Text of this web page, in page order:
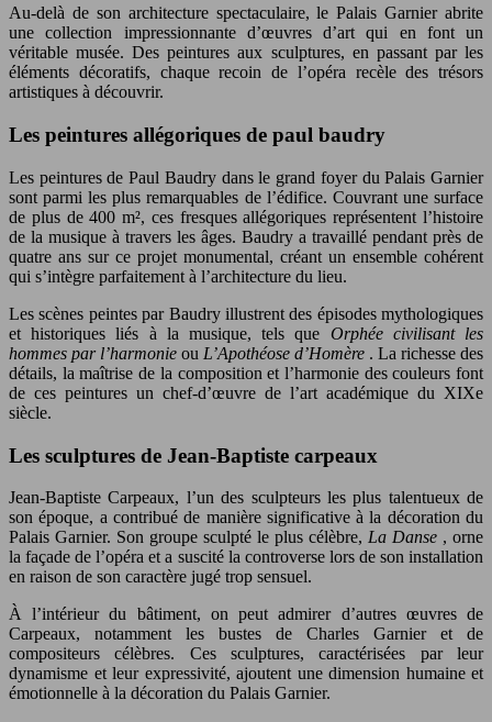
Au-delà de son architecture spectaculaire, le Palais Garnier abrite
une collection impressionnante d’œuvres d’art qui en font un
véritable musée. Des peintures aux sculptures, en passant par les
éléments décoratifs, chaque recoin de l’opéra recèle des trésors
artistiques à découvrir.
Les peintures allégoriques de paul baudry
Les peintures de Paul Baudry dans le grand foyer du Palais Garnier
sont parmi les plus remarquables de l’édifice. Couvrant une surface
de plus de 400 m², ces fresques allégoriques représentent l’histoire
de la musique à travers les âges. Baudry a travaillé pendant près de
quatre ans sur ce projet monumental, créant un ensemble cohérent
qui s’intègre parfaitement à l’architecture du lieu.
Les scènes peintes par Baudry illustrent des épisodes mythologiques
et historiques liés à la musique, tels que Orphée civilisant les
hommes par l’harmonie ou L’Apothéose d’Homère . La richesse des
détails, la maîtrise de la composition et l’harmonie des couleurs font
de ces peintures un chef-d’œuvre de l’art académique du XIXe
siècle.
Les sculptures de Jean-Baptiste carpeaux
Jean-Baptiste Carpeaux, l’un des sculpteurs les plus talentueux de
son époque, a contribué de manière significative à la décoration du
Palais Garnier. Son groupe sculpté le plus célèbre, La Danse , orne
la façade de l’opéra et a suscité la controverse lors de son installation
en raison de son caractère jugé trop sensuel.
À l’intérieur du bâtiment, on peut admirer d’autres œuvres de
Carpeaux, notamment les bustes de Charles Garnier et de
compositeurs célèbres. Ces sculptures, caractérisées par leur
dynamisme et leur expressivité, ajoutent une dimension humaine et
émotionnelle à la décoration du Palais Garnier.